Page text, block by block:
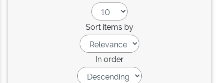
Sort items by
In order